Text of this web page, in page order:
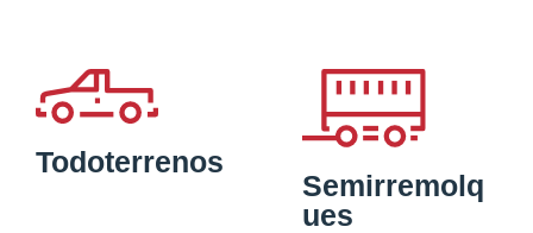
Todoterrenos
Semirremolq
ues